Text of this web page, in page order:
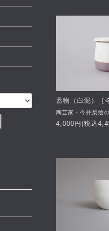
蓋物（白泥）［
陶芸家・今井梨絵
4,000円(税込